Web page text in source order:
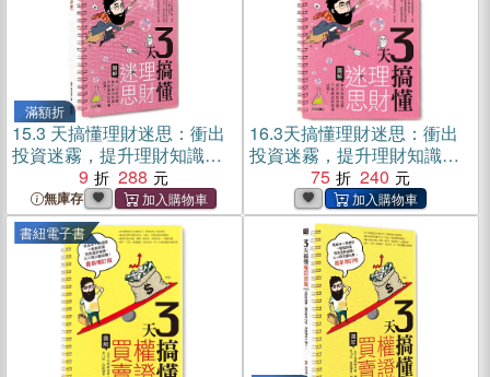
滿額折
15.3 天搞懂理財迷思：衝出
投資迷霧，提升理財知識，
不被產品話術灌迷湯！
9 288
無庫存
16.3天搞懂理財迷思：衝出
投資迷霧，提升理財知識，
不被產品話術灌迷湯！(電子
75 240
書紐電子書